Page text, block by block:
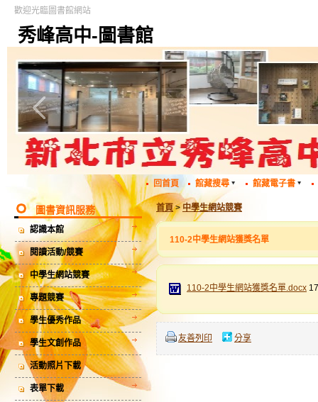
秀峰高中-圖書館
歡迎光臨圖書館網站
回首頁 館藏搜尋 館藏電子書
圖書資訊服務
認識本館
閱讀活動/競賽
中學生網站競賽
專題競賽
學生優秀作品
學生文創作品
活動照片下載
表單下載
首頁>中學生網站競賽
110-2中學生網站獲獎名單
110-2中學生網站獲獎名單.docx
友善列印 分享